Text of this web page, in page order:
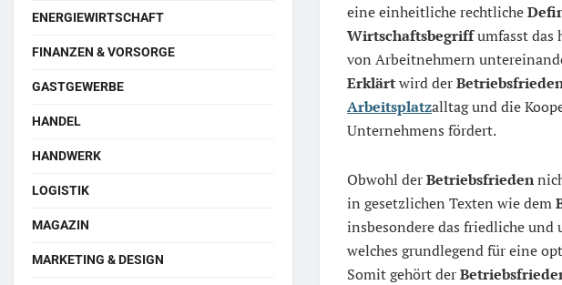
eine einheitliche rechtliche
Wirtschaftsbegriffumfasst das
von Arbeitnehmern
Erklärtwird der
Arbeitsplatzalltag und die
Unternehmens fördert.
Obwohl derBetriebsfrieden
in gesetzlichen Texten wie dem
insbesondere das friedliche
welches grundlegend für eine
Somit gehört der
ENERGIEWIRTSCHAFT
FINANZEN & VORSORGE
GASTGEWERBE
HANDEL
HANDWERK
LOGISTIK
MAGAZIN
MARKETING & DESIGN